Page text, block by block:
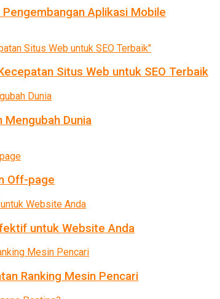
Aplikasi Mobile
Situs Web untuk SEO Terbaik
Dunia
Off-page
untuk Website Anda
Ranking Mesin Pencari